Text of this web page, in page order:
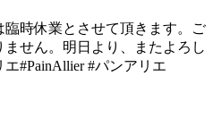
時休業とさせて頂きます。ご
せん。明日より、またよろし
#PainAllier #パンアリエ